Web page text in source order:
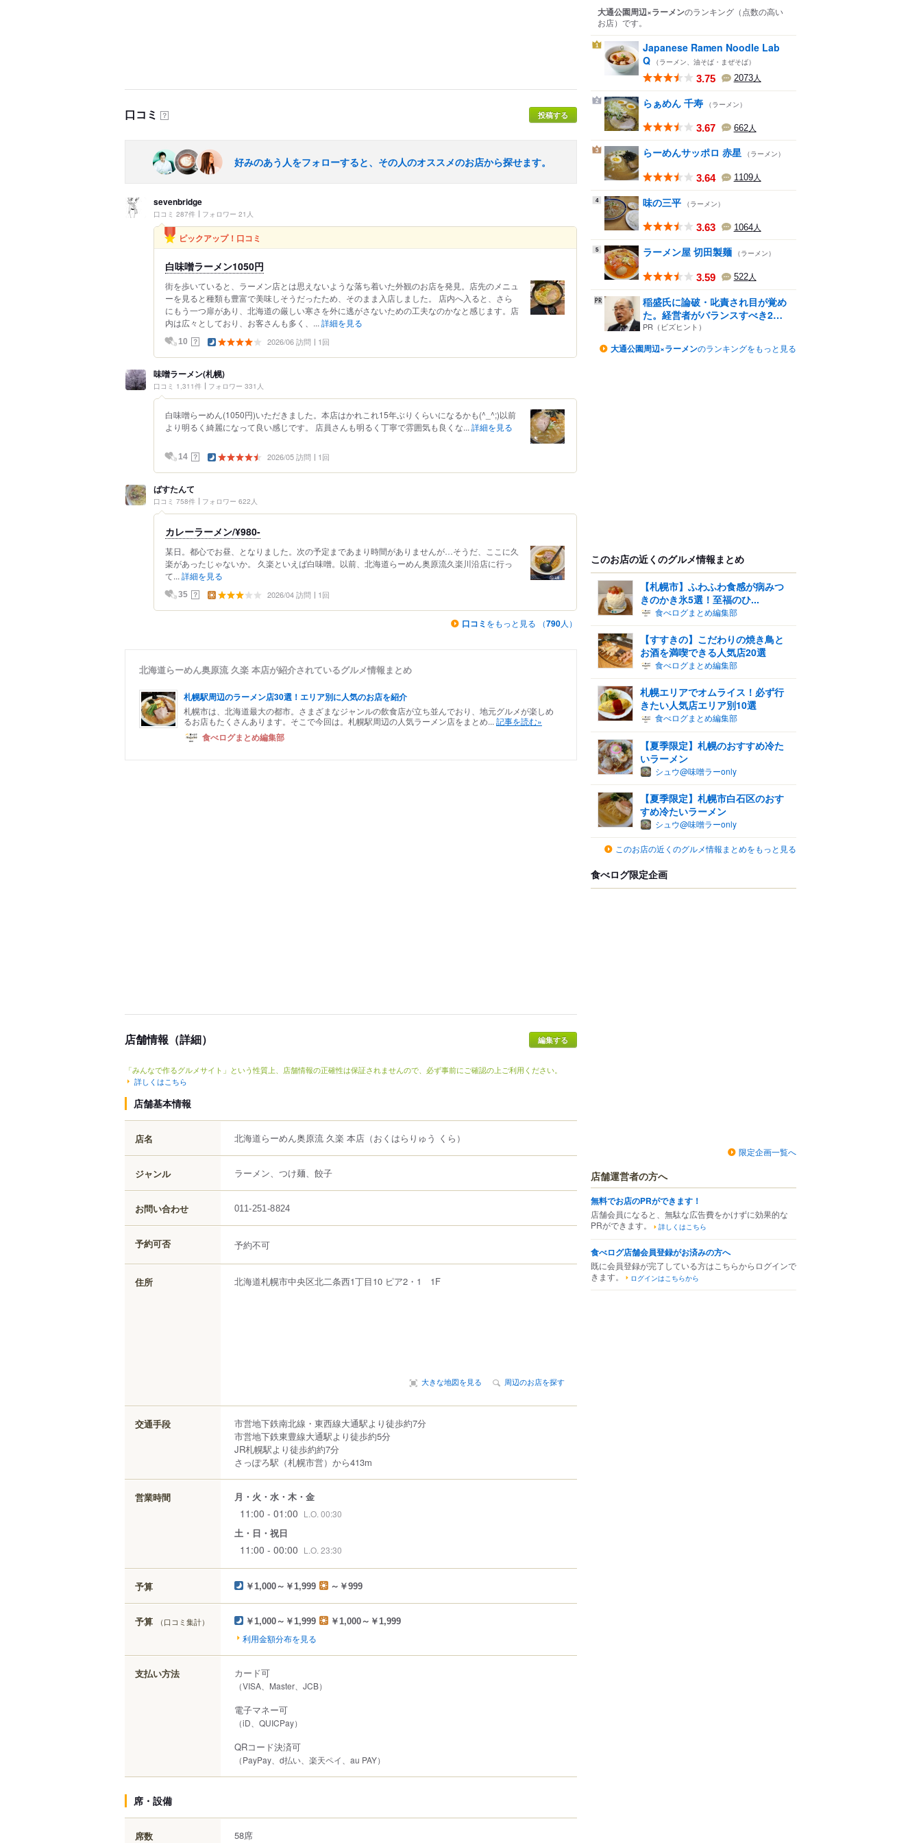
口コミ ？ 投稿する
好みのあう人をフォローすると、その人のオススメのお店から探せます。
sevenbridge
口コミ 287件 フォロワー 21人
ピックアップ！口コミ
白味噌ラーメン1050円
街を歩いていると、ラーメン店とは思えないような落ち着いた外観のお店を発見。店先のメニュ
ーを見ると種類も豊富で美味しそうだったため、そのまま入店しました。 店内へ入ると、さら
にもう一つ扉があり、北海道の厳しい寒さを外に逃がさないための工夫なのかなと感じます。店
内は広々としており、お客さんも多く、... 詳細を見る
10 ？ 2026/06 訪問 1回
味噌ラーメン(札幌)
口コミ 1,311件 フォロワー 331人
白味噌らーめん(1050円)いただきました。本店はかれこれ15年ぶりくらいになるかも(^_^;)以前
より明るく綺麗になって良い感じです。 店員さんも明るく丁寧で雰囲気も良くな... 詳細を見る
14 ？ 2026/05 訪問 1回
ばすたんて
口コミ 758件 フォロワー 622人
カレーラーメン/¥980-
某日。都心でお昼、となりました。次の予定まであまり時間がありませんが…そうだ、ここに久
楽があったじゃないか。 久楽といえば白味噌。以前、北海道らーめん奥原流久楽川沿店に行っ
て... 詳細を見る
35 ？ 2026/04 訪問 1回
口コミ をもっと見る （790人）
北海道らーめん奥原流 久楽 本店が紹介されているグルメ情報まとめ
札幌駅周辺のラーメン店30選！エリア別に人気のお店を紹介
札幌市は、北海道最大の都市。さまざまなジャンルの飲食店が立ち並んでおり、地元グルメが楽しめ
るお店もたくさんあります。そこで今回は。札幌駅周辺の人気ラーメン店をまとめ... 記事を読む»
食べログまとめ編集部
店舗情報（詳細） 編集する
「みんなで作るグルメサイト」という性質上、店舗情報の正確性は保証されませんので、必ず事前にご確認の上ご利用ください。
詳しくはこちら
店舗基本情報
店名 北海道らーめん奥原流 久楽 本店 （おくはらりゅう くら）
ジャンル ラーメン、つけ麺、餃子
お問い合わせ 011-251-8824
予約可否 予約不可
住所 北海道札幌市中央区北二条西1丁目10 ピア2・1 1F
大きな地図を見る 周辺のお店を探す
交通手段
市営地下鉄南北線・東西線大通駅より徒歩約7分
市営地下鉄東豊線大通駅より徒歩約5分
JR札幌駅より徒歩約約7分
さっぽろ駅（札幌市営）から413m
営業時間 月・火・水・木・金
11:00 - 01:00 L.O. 00:30
土・日・祝日
11:00 - 00:00 L.O. 23:30
予算 ￥1,000～￥1,999 ～￥999
予算 （口コミ集計） ￥1,000～￥1,999 ￥1,000～￥1,999
利用金額分布を見る
支払い方法 カード可
（VISA、Master、JCB）
電子マネー可
（iD、QUICPay）
QRコード決済可
（PayPay、d払い、楽天ペイ、au PAY）
席・設備
席数 58席
大通公園周辺×ラーメンのランキング （点数の高い
お店） です。
1
Japanese Ramen Noodle Lab
Q （ラーメン、油そば・まぜそば）
3.75 2073人
2 らぁめん 千寿 （ラーメン）
3.67 662人
3 らーめんサッポロ 赤星 （ラーメン）
3.64 1109人
4 味の三平 （ラーメン）
3.63 1064人
5 ラーメン屋 切田製麺 （ラーメン）
3.59 522人
稲盛氏に論破・叱責され目が覚め
た。経営者がバランスすべき2
つ...
PR（ビズヒント）
大通公園周辺×ラーメンのランキングをもっと見る
このお店の近くのグルメ情報まとめ
【札幌市】ふわふわ食感が病みつ
きのかき氷5選！至福のひ...
食べログまとめ編集部
【すすきの】こだわりの焼き鳥と
お酒を満喫できる人気店20選
食べログまとめ編集部
札幌エリアでオムライス！必ず行
きたい人気店エリア別10選
食べログまとめ編集部
【夏季限定】札幌のおすすめ冷た
いラーメン
シュウ@味噌ラーonly
【夏季限定】札幌市白石区のおす
すめ冷たいラーメン
シュウ@味噌ラーonly
このお店の近くのグルメ情報まとめをもっと見る
食べログ限定企画
限定企画一覧へ
店舗運営者の方へ
無料でお店のPRができます！
店舗会員になると、無駄な広告費をかけずに効果的な
PRができます。
詳しくはこちら
食べログ店舗会員登録がお済みの方へ
既に会員登録が完了している方はこちらからログインで
きます。
ログインはこちらから